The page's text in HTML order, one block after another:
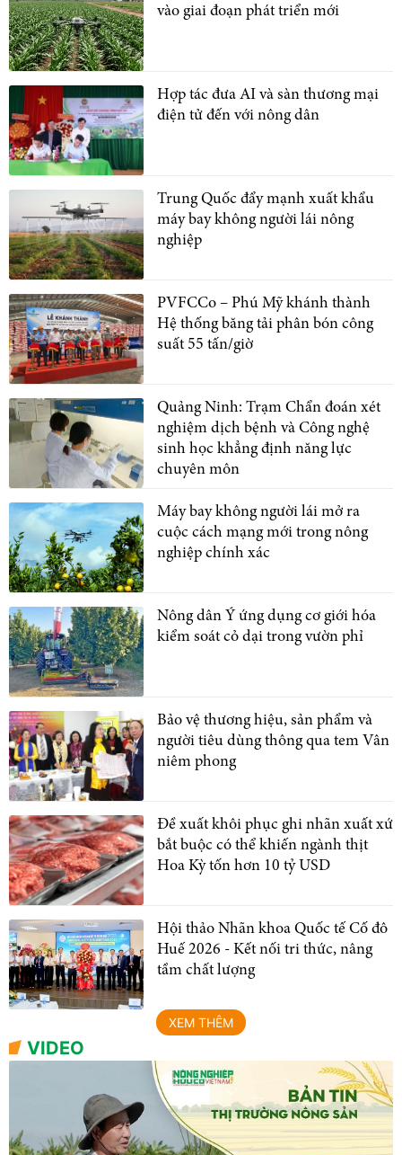
vào giai đoạn phát triển mới
Hợp tác đưa AI và sàn thương mại
điện tử đến với nông dân
Trung Quốc đẩy mạnh xuất khẩu
máy bay không người lái nông
nghiệp
PVFCCo – Phú Mỹ khánh thành
Hệ thống băng tải phân bón công
suất 55 tấn/giờ
Quảng Ninh: Trạm Chẩn đoán xét
nghiệm dịch bệnh và Công nghệ
sinh học khẳng định năng lực
chuyên môn
Máy bay không người lái mở ra
cuộc cách mạng mới trong nông
nghiệp chính xác
Nông dân Ý ứng dụng cơ giới hóa
kiểm soát cỏ dại trong vườn phỉ
Bảo vệ thương hiệu, sản phẩm và
người tiêu dùng thông qua tem Vân
niêm phong
Đề xuất khôi phục ghi nhãn xuất xứ
bắt buộc có thể khiến ngành thịt
Hoa Kỳ tốn hơn 10 tỷ USD
Hội thảo Nhãn khoa Quốc tế Cố đô
Huế 2026 - Kết nối tri thức, nâng
tầm chất lượng
XEM THÊM
VIDEO